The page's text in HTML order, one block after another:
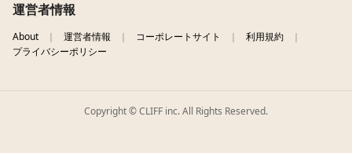
運営者情報
About 運営者情報 コーポレートサイト
利用規約
プライバシーポリシー
Copyright © CLIFF inc. All Rights Reserved.